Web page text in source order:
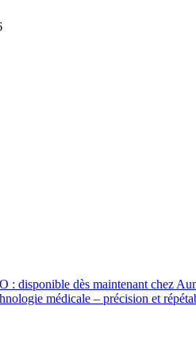
: disponible dès maintenant chez
médicale – précision et